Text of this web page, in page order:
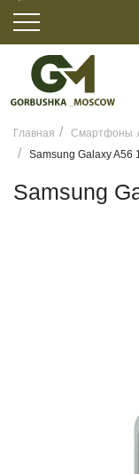
Главная Смартфоны
Samsung Galaxy A56
Samsung